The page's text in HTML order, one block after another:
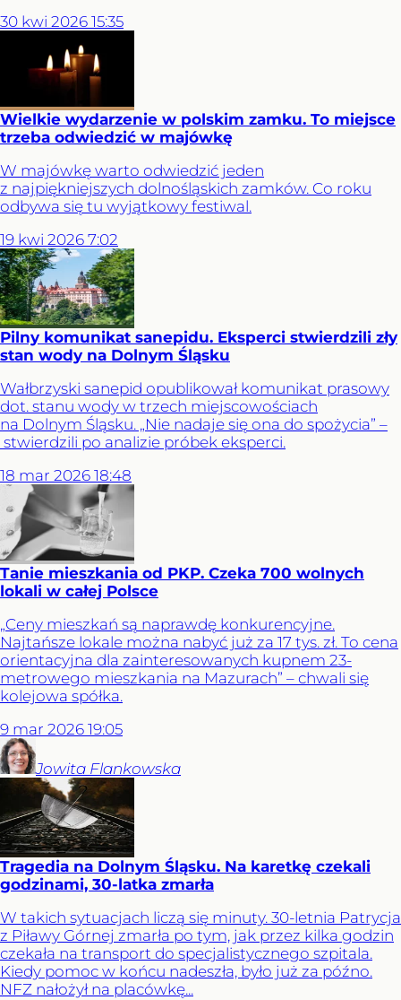
30 kwi 2026 15:35
Wielkie wydarzenie w polskim zamku. To miejsce
trzeba odwiedzić w majówkę
W majówkę warto odwiedzić jeden
z najpiękniejszych dolnośląskich zamków. Co roku
odbywa się tu wyjątkowy festiwal.
19 kwi 2026 7:02
Pilny komunikat sanepidu. Eksperci stwierdzili zły
stan wody na Dolnym Śląsku
Wałbrzyski sanepid opublikował komunikat prasowy
dot. stanu wody w trzech miejscowościach
na Dolnym Śląsku. „Nie nadaje się ona do spożycia” –
stwierdzili po analizie próbek eksperci.
18 mar 2026 18:48
Tanie mieszkania od PKP. Czeka 700 wolnych
lokali w całej Polsce
„Ceny mieszkań są naprawdę konkurencyjne.
Najtańsze lokale można nabyć już za 17 tys. zł. To cena
orientacyjna dla zainteresowanych kupnem 23-
metrowego mieszkania na Mazurach” – chwali się
kolejowa spółka.
9 mar 2026 19:05
Jowita Flankowska
Tragedia na Dolnym Śląsku. Na karetkę czekali
godzinami, 30-latka zmarła
W takich sytuacjach liczą się minuty. 30-letnia Patrycja
z Piławy Górnej zmarła po tym, jak przez kilka godzin
czekała na transport do specjalistycznego szpitala.
Kiedy pomoc w końcu nadeszła, było już za późno.
NFZ nałożył na placówkę...